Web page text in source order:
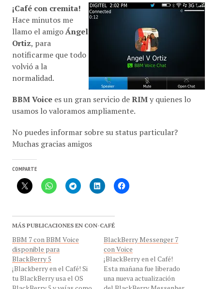
¡Café con cremita!
Hace minutos me
llamo el amigo Ángel
Ortiz , para
notificarme que todo
volvió a la
normalidad.
BBM Voice es un gran servicio deRIMy quienes lo
usamos lo valoramos ampliamente.
No puedes informar sobre su status particular?
Muchas gracias amigos
COMPARTE
MÁS PUBLICACIONES EN CON-CAFÉ
BBM 7 con BBM Voice
disponible para
BlackBerry 5
¡Blackberry en el Café! Si
tu BlackBerry usa el OS
BlackBerry 5 y veías como
BlackBerry Messenger 7
con Voice
¡BlackBerry en el Café!
Esta mañana fue liberado
una nueva actualización
del BlackBerry Messenher